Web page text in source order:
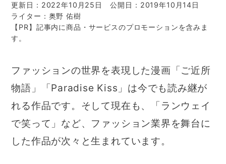
更新日：2022年10月25日
公開日：2019年10月14日
ライター：奥野 佑樹
【PR】記事内に商品・サービスのプロモーションを含みま
す。
ファッションの世界を表現した漫画「ご近所
物語」「Paradise Kiss」は今でも読み継が
れる作品です。そして現在も、「ランウェイ
で笑って」など、ファッション業界を舞台に
した作品が次々と生まれています。